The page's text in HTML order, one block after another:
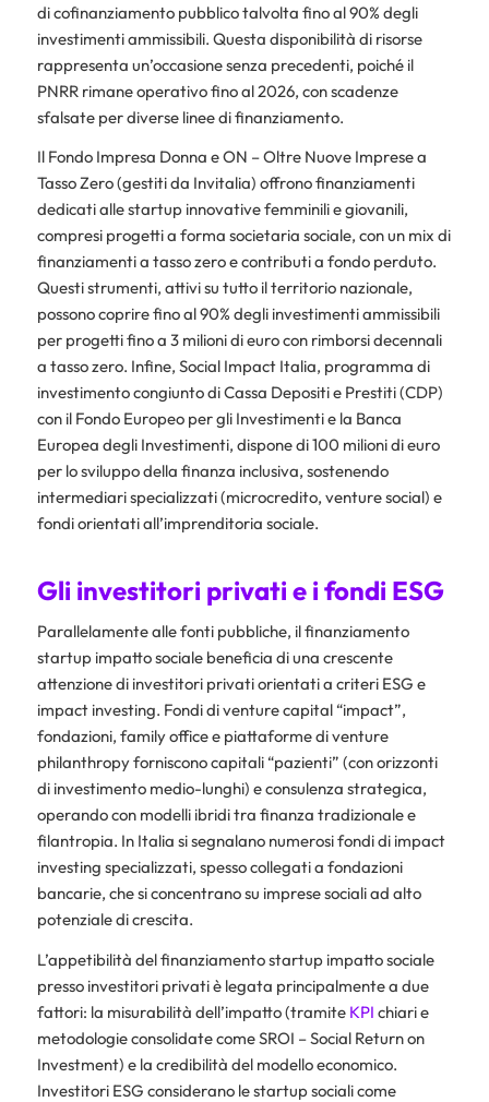
di cofinanziamento pubblico talvolta fino al 90% degli
investimenti ammissibili. Questa disponibilità di risorse
rappresenta un’occasione senza precedenti, poiché il
PNRR rimane operativo fino al 2026, con scadenze
sfalsate per diverse linee di finanziamento.
Il Fondo Impresa Donna e ON – Oltre Nuove Imprese a
Tasso Zero (gestiti da Invitalia) offrono finanziamenti
dedicati alle startup innovative femminili e giovanili,
compresi progetti a forma societaria sociale, con un mix di
finanziamenti a tasso zero e contributi a fondo perduto.
Questi strumenti, attivi su tutto il territorio nazionale,
possono coprire fino al 90% degli investimenti ammissibili
per progetti fino a 3 milioni di euro con rimborsi decennali
a tasso zero. Infine, Social Impact Italia, programma di
investimento congiunto di Cassa Depositi e Prestiti (CDP)
con il Fondo Europeo per gli Investimenti e la Banca
Europea degli Investimenti, dispone di 100 milioni di euro
per lo sviluppo della finanza inclusiva, sostenendo
intermediari specializzati (microcredito, venture social) e
fondi orientati all’imprenditoria sociale.
Gli investitori privati e i fondi ESG
Parallelamente alle fonti pubbliche, il finanziamento
startup impatto sociale beneficia di una crescente
attenzione di investitori privati orientati a criteri ESG e
impact investing. Fondi di venture capital “impact”,
fondazioni, family office e piattaforme di venture
philanthropy forniscono capitali “pazienti” (con orizzonti
di investimento medio-lunghi) e consulenza strategica,
operando con modelli ibridi tra finanza tradizionale e
filantropia. In Italia si segnalano numerosi fondi di impact
investing specializzati, spesso collegati a fondazioni
bancarie, che si concentrano su imprese sociali ad alto
potenziale di crescita.
L’appetibilità del finanziamento startup impatto sociale
presso investitori privati è legata principalmente a due
fattori: la misurabilità dell’impatto (tramite KPI chiari e
metodologie consolidate come SROI – Social Return on
Investment) e la credibilità del modello economico.
Investitori ESG considerano le startup sociali come